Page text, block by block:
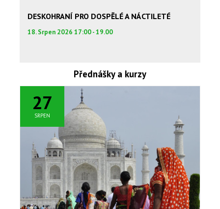
DESKOHRANÍ PRO DOSPĚLÉ A NÁCTILETÉ
18. Srpen 2026 17:00 - 19.00
Přednášky a kurzy
27
SRPEN